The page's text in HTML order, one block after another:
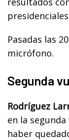
Pasadas las
micrófono.
Segunda
Rodríguez
en la
haber